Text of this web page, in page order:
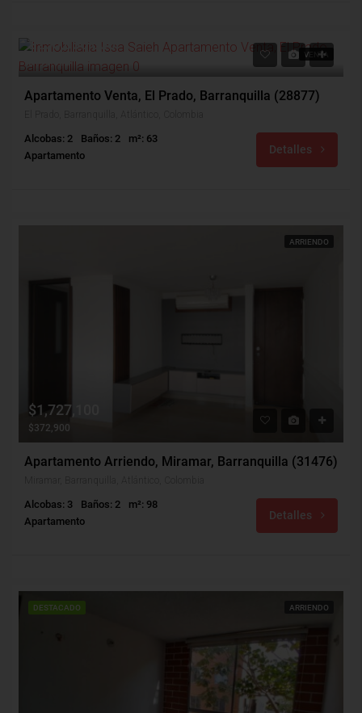
VENTA
$250,000,000
$190,000
Apartamento Venta, El Prado, Barranquilla (28877)
Alcobas: 2 Baños: 2
m²: 63
Apartamento
Detalles
ARRIENDO
$1,727,100
$372,900
Apartamento Arriendo, Miramar, Barranquilla (31476)
Alcobas: 3 Baños: 2
m²: 98
Apartamento
Detalles
DESTACADO ARRIENDO